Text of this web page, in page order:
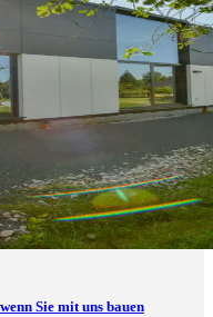
Sie mit uns bauen